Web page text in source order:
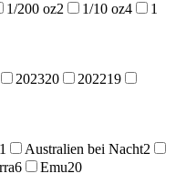
1/200 oz2 1/10 oz4
1
202320 202219
1 Australien bei Nacht2
6 Emu20